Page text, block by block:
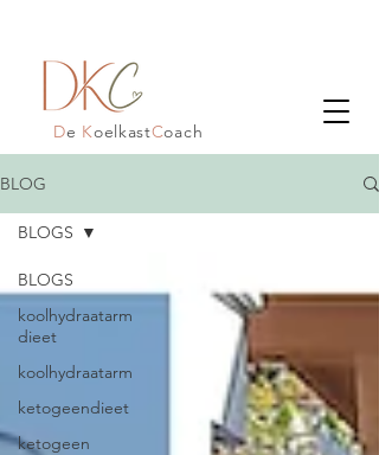
De KoelkastCoach
BLOG
BLOGS
koolhydraatarm
dieet
koolhydraatarm
ketogeendieet
ketogeen
BLOGS